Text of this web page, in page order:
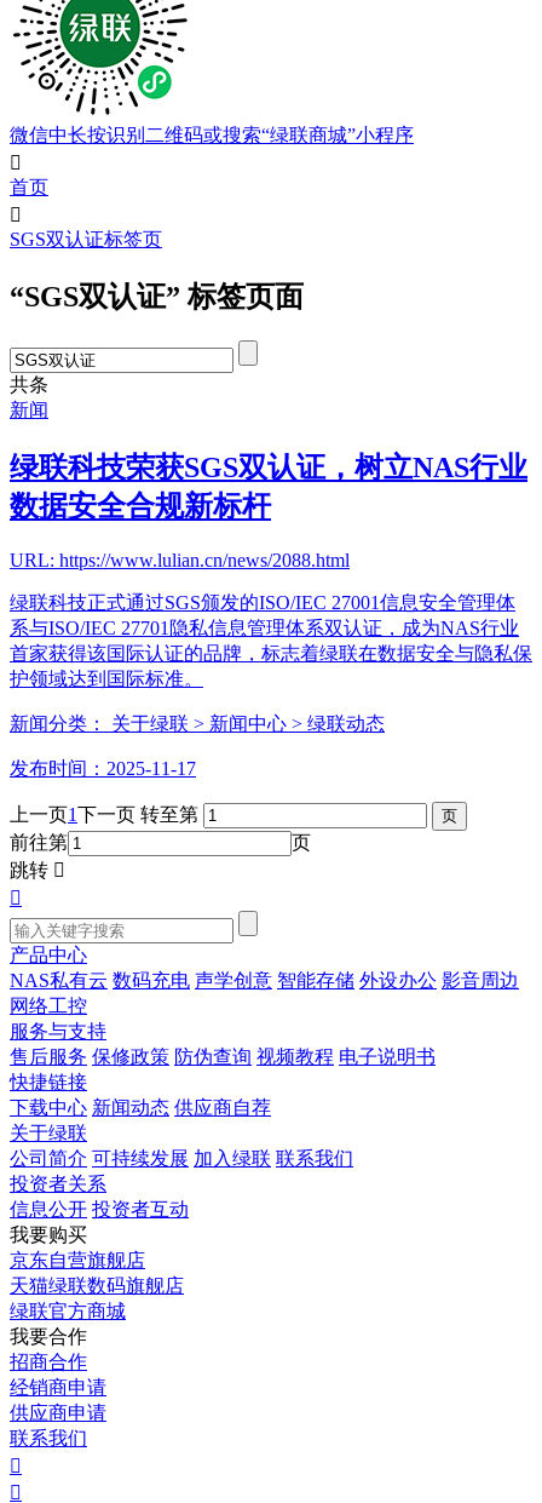
微信中长按识别二维码或搜索“绿联商城”小程序

首页

SGS双认证标签页
“SGS双认证” 标签页面
共条
新闻
绿联科技荣获SGS双认证，树立NAS行业
数据安全合规新标杆
URL: https://www.lulian.cn/news/2088.html
绿联科技正式通过SGS颁发的ISO/IEC 27001信息安全管理体
系与ISO/IEC 27701隐私信息管理体系双认证，成为NAS行业
首家获得该国际认证的品牌，标志着绿联在数据安全与隐私保
护领域达到国际标准。
新闻分类： 关于绿联 > 新闻中心 > 绿联动态
发布时间：2025-11-17
上一页1下一页 转至第
前往第
页
跳转 

产品中心
NAS私有云 数码充电 声学创意 智能存储 外设办公 影音周边
网络工控
服务与支持
售后服务 保修政策 防伪查询 视频教程 电子说明书
快捷链接
下载中心 新闻动态 供应商自荐
关于绿联
公司简介 可持续发展 加入绿联 联系我们
投资者关系
信息公开 投资者互动
我要购买
京东自营旗舰店
天猫绿联数码旗舰店
绿联官方商城
我要合作
招商合作
经销商申请
供应商申请
联系我们

